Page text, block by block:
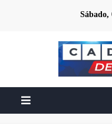
Sábado,